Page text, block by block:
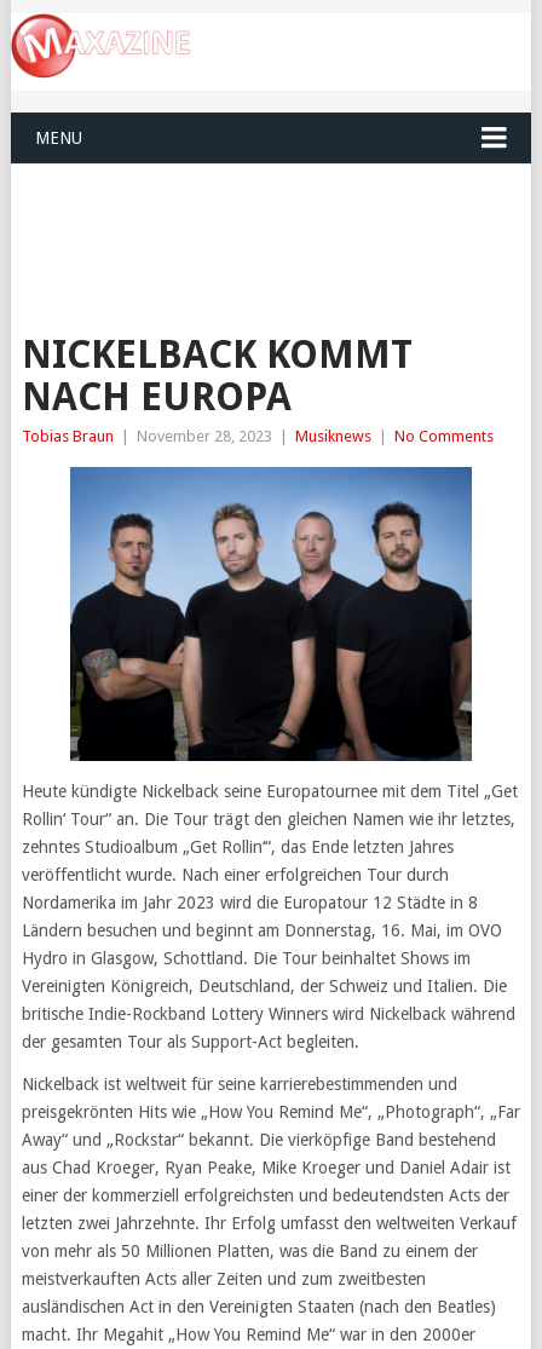
MENU
NICKELBACK KOMMT
NACH EUROPA
Tobias Braun November 28, 2023 Musiknews No Comments
Heute kündigte Nickelback seine Europatournee mit dem Titel „Get
Rollin‘ Tour“ an. Die Tour trägt den gleichen Namen wie ihr letztes,
zehntes Studioalbum „Get Rollin‘“, das Ende letzten Jahres
veröffentlicht wurde. Nach einer erfolgreichen Tour durch
Nordamerika im Jahr 2023 wird die Europatour 12 Städte in 8
Ländern besuchen und beginnt am Donnerstag, 16. Mai, im OVO
Hydro in Glasgow, Schottland. Die Tour beinhaltet Shows im
Vereinigten Königreich, Deutschland, der Schweiz und Italien. Die
britische Indie-Rockband Lottery Winners wird Nickelback während
der gesamten Tour als Support-Act begleiten.
Nickelback ist weltweit für seine karrierebestimmenden und
preisgekrönten Hits wie „How You Remind Me“, „Photograph“, „Far
Away“ und „Rockstar“ bekannt. Die vierköpfige Band bestehend
aus Chad Kroeger, Ryan Peake, Mike Kroeger und Daniel Adair ist
einer der kommerziell erfolgreichsten und bedeutendsten Acts der
letzten zwei Jahrzehnte. Ihr Erfolg umfasst den weltweiten Verkauf
von mehr als 50 Millionen Platten, was die Band zu einem der
meistverkauften Acts aller Zeiten und zum zweitbesten
ausländischen Act in den Vereinigten Staaten (nach den Beatles)
macht. Ihr Megahit „How You Remind Me“ war in den 2000er